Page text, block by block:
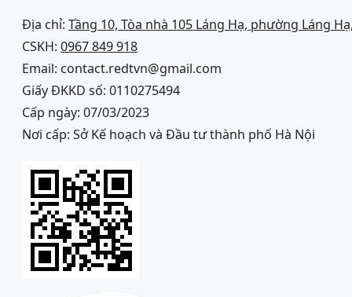
Địa chỉ: Tầng 10, Tòa nhà 105 Láng Hạ, phường Láng
CSKH: 0967 849 918
Email: contact.redtvn@gmail.com
Giấy ĐKKD số: 0110275494
Cấp ngày: 07/03/2023
Nơi cấp: Sở Kế hoạch và Đầu tư thành phố Hà Nội